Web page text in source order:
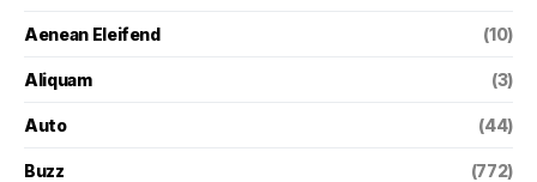
Aenean Eleifend (10)
Aliquam (3)
Auto (44)
Buzz (772)